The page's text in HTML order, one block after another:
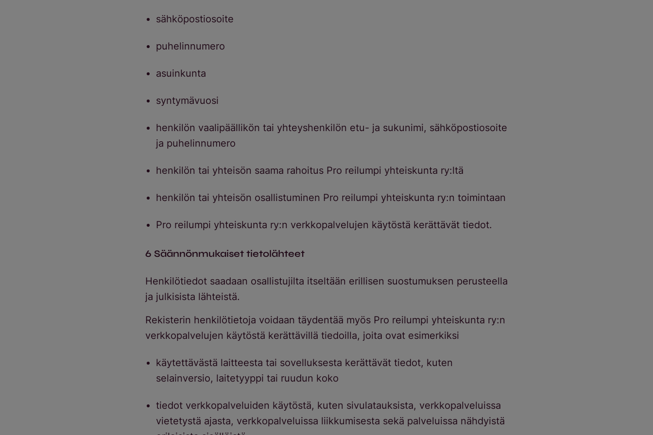
sähköpostiosoite
puhelinnumero
asuinkunta
syntymävuosi
henkilön vaalipäällikön tai yhteyshenkilön etu- ja sukunimi, sähköpostiosoite
ja puhelinnumero
henkilön tai yhteisön saama rahoitus Pro reilumpi yhteiskunta ry:ltä
henkilön tai yhteisön osallistuminen Pro reilumpi yhteiskunta ry:n toimintaan
Pro reilumpi yhteiskunta ry:n verkkopalvelujen käytöstä kerättävät tiedot.
6 Säännönmukaiset tietolähteet
Henkilötiedot saadaan osallistujilta itseltään erillisen suostumuksen perusteella
ja julkisista lähteistä.
Rekisterin henkilötietoja voidaan täydentää myös Pro reilumpi yhteiskunta ry:n
verkkopalvelujen käytöstä kerättävillä tiedoilla, joita ovat esimerkiksi
käytettävästä laitteesta tai sovelluksesta kerättävät tiedot, kuten
selainversio, laitetyyppi tai ruudun koko
tiedot verkkopalveluiden käytöstä, kuten sivulatauksista, verkkopalveluissa
vietetystä ajasta, verkkopalveluissa liikkumisesta sekä palveluissa nähdyistä